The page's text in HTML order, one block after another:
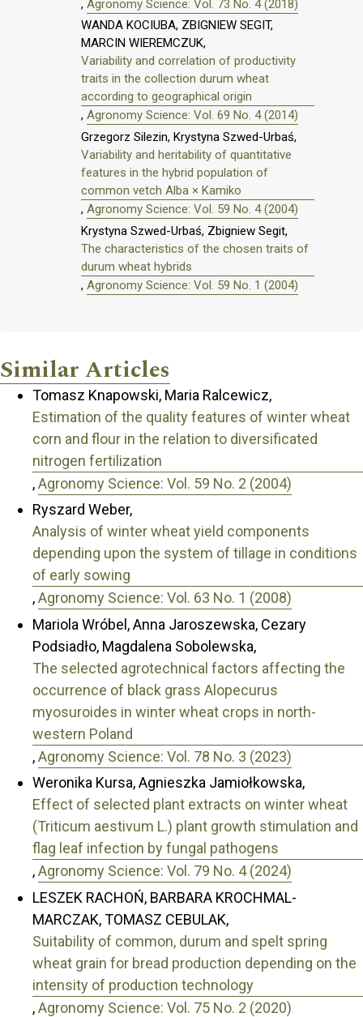
, Agronomy Science: Vol. 73 No. 4 (2018)
WANDA KOCIUBA, ZBIGNIEW SEGIT,
MARCIN WIEREMCZUK,
Variability and correlation of productivity
traits in the collection durum wheat
according to geographical origin
, Agronomy Science: Vol. 69 No. 4 (2014)
Grzegorz Silezin, Krystyna Szwed-Urbaś,
Variability and heritability of quantitative
features in the hybrid population of
common vetch Alba × Kamiko
, Agronomy Science: Vol. 59 No. 4 (2004)
Krystyna Szwed-Urbaś, Zbigniew Segit,
The characteristics of the chosen traits of
durum wheat hybrids
, Agronomy Science: Vol. 59 No. 1 (2004)
Similar Articles
Tomasz Knapowski, Maria Ralcewicz,
Estimation of the quality features of winter wheat
corn and flour in the relation to diversificated
nitrogen fertilization
,Agronomy Science: Vol. 59 No. 2 (2004)
Ryszard Weber,
Analysis of winter wheat yield components
depending upon the system of tillage in conditions
of early sowing
,Agronomy Science: Vol. 63 No. 1 (2008)
Mariola Wróbel, Anna Jaroszewska, Cezary
Podsiadło, Magdalena Sobolewska,
The selected agrotechnical factors affecting the
occurrence of black grass Alopecurus
myosuroides in winter wheat crops in north-
western Poland
,Agronomy Science: Vol. 78 No. 3 (2023)
Weronika Kursa, Agnieszka Jamiołkowska,
Effect of selected plant extracts on winter wheat
(Triticum aestivum L.) plant growth stimulation and
flag leaf infection by fungal pathogens
,Agronomy Science: Vol. 79 No. 4 (2024)
LESZEK RACHOŃ, BARBARA KROCHMAL-
MARCZAK, TOMASZ CEBULAK,
Suitability of common, durum and spelt spring
wheat grain for bread production depending on the
intensity of production technology
,Agronomy Science: Vol. 75 No. 2 (2020)